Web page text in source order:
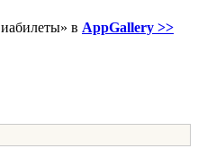
в AppGallery >>